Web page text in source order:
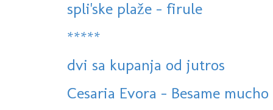
spli'ske plaže - firule
*****
dvi sa kupanja od jutros
Cesaria Evora - Besame